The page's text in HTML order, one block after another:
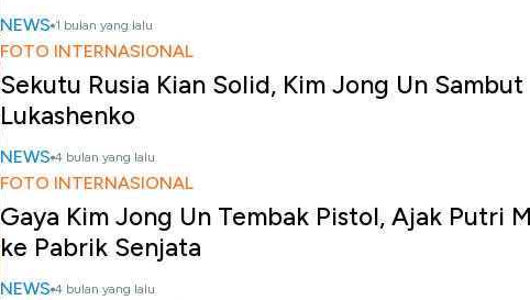
NEWS 1 bulan yang lalu
FOTO INTERNASIONAL
Sekutu Rusia Kian Solid, Kim Jong Un Sambut
Lukashenko
NEWS 4 bulan yang lalu
FOTO INTERNASIONAL
Gaya Kim Jong Un Tembak Pistol, Ajak Putri
ke Pabrik Senjata
NEWS 4 bulan yang lalu